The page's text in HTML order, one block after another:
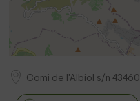
Cami de l'Albiol s/n43460